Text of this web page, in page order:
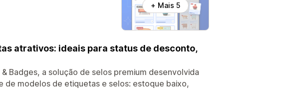
+ Mais 5
atrativos: ideais para status de desconto,
Badges, a solução de selos premium desenvolvida
de modelos de etiquetas e selos: estoque baixo,